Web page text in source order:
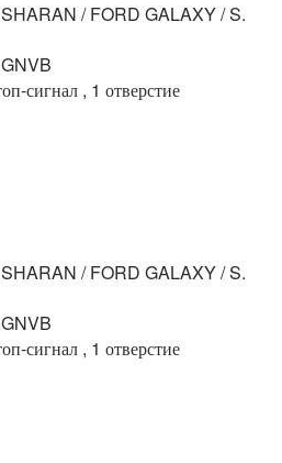
SHARAN / FORD GALAXY / S.
сигнал , 1 отверстие
SHARAN / FORD GALAXY / S.
сигнал , 1 отверстие